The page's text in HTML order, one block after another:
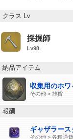
クラス Lv
採掘師
Lv98
納品アイテム
収集用のホ
その他 > 雑貨
報酬
ギャザラー
その他 > 各種通貨